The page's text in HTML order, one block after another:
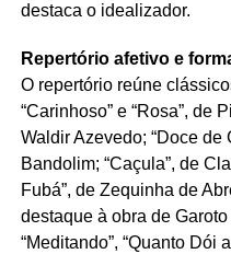
destaca o idealizador.
Repertório afetivo e
O repertório reúne
“Carinhoso” e “Rosa”, de
Waldir Azevedo; “Doce de
Bandolim; “Caçula”, de
Fubá”, de Zequinha de
destaque à obra de
“Meditando”, “Quanto Dói